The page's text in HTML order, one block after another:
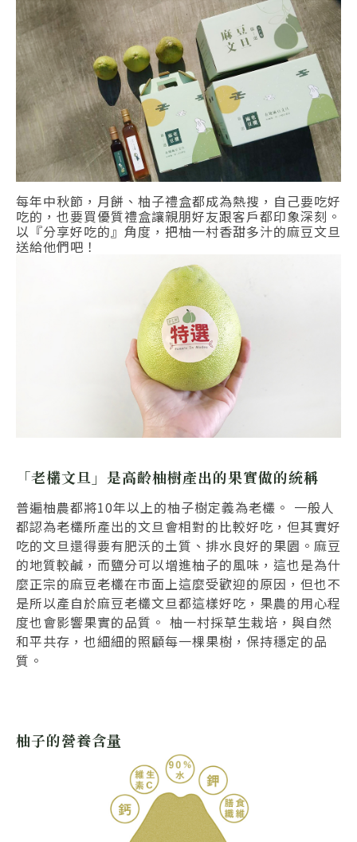
每年中秋節，月餅、柚子禮盒都成為熱搜，自己要吃好
吃的，也要買優質禮盒讓親朋好友跟客戶都印象深刻。
以 『分享好吃的』 角度，把柚一村香甜多汁的麻豆文旦
送給他們吧！
「老欉文旦」是高齡柚樹產出的果實做的統稱
普遍柚農都將10年以上的柚子樹定義為老欉。 一般人
都認為老欉所產出的文旦會相對的比較好吃，但其實好
吃的文旦還得要有肥沃的土質、排水良好的果園。麻豆
的地質較鹹，而鹽分可以增進柚子的風味，這也是為什
麼正宗的麻豆老欉在市面上這麼受歡迎的原因，但也不
是所以產自於麻豆老欉文旦都這樣好吃，果農的用心程
度也會影響果實的品質。 柚一村採草生栽培，與自然
和平共存，也細細的照顧每一棵果樹，保持穩定的品
質。
柚子的營養含量